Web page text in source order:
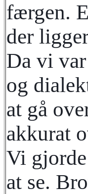
færgen.
der
Da vi
og
at gå
akkurat
Vi
at se.